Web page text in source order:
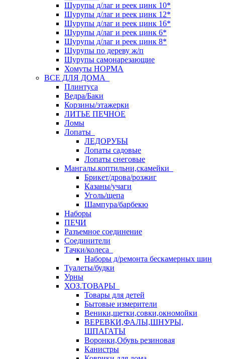
Шурупы д/лаг и реек цинк 10*
Шурупы д/лаг и реек цинк 12*
Шурупы д/лаг и реек цинк 16*
Шурупы д/лаг и реек цинк 6*
Шурупы д/лаг и реек цинк 8*
Шурупы по дереву ж/п
Шурупы самонарезающие
Хомуты НОРМА
ВСЕ ДЛЯ ДОМА
Плинтуса
Ведра/Баки
Корзины/этажерки
ЛИТЬЕ ПЕЧНОЕ
Ломы
Лопаты
ЛЕДОРУБЫ
Лопаты садовые
Лопаты снеговые
Мангалы.коптильни,скамейки
Брикет/дрова/розжиг
Казаны/учаги
Уголь/щепа
Шампура/барбекю
Наборы
ПЕЧИ
Разъемное соединение
Соединители
Тачки/колеса
Наборы д/ремонта бескамерных шин
Туалеты/будки
Урны
ХОЗ.ТОВАРЫ
Товары для детей
Бытовые измерители
Веники,щетки,совки,окномойки
ВЕРЕВКИ,ФАЛЫ,ШНУРЫ,
ШПАГАТЫ
Воронки,Обувь резиновая
Канистры